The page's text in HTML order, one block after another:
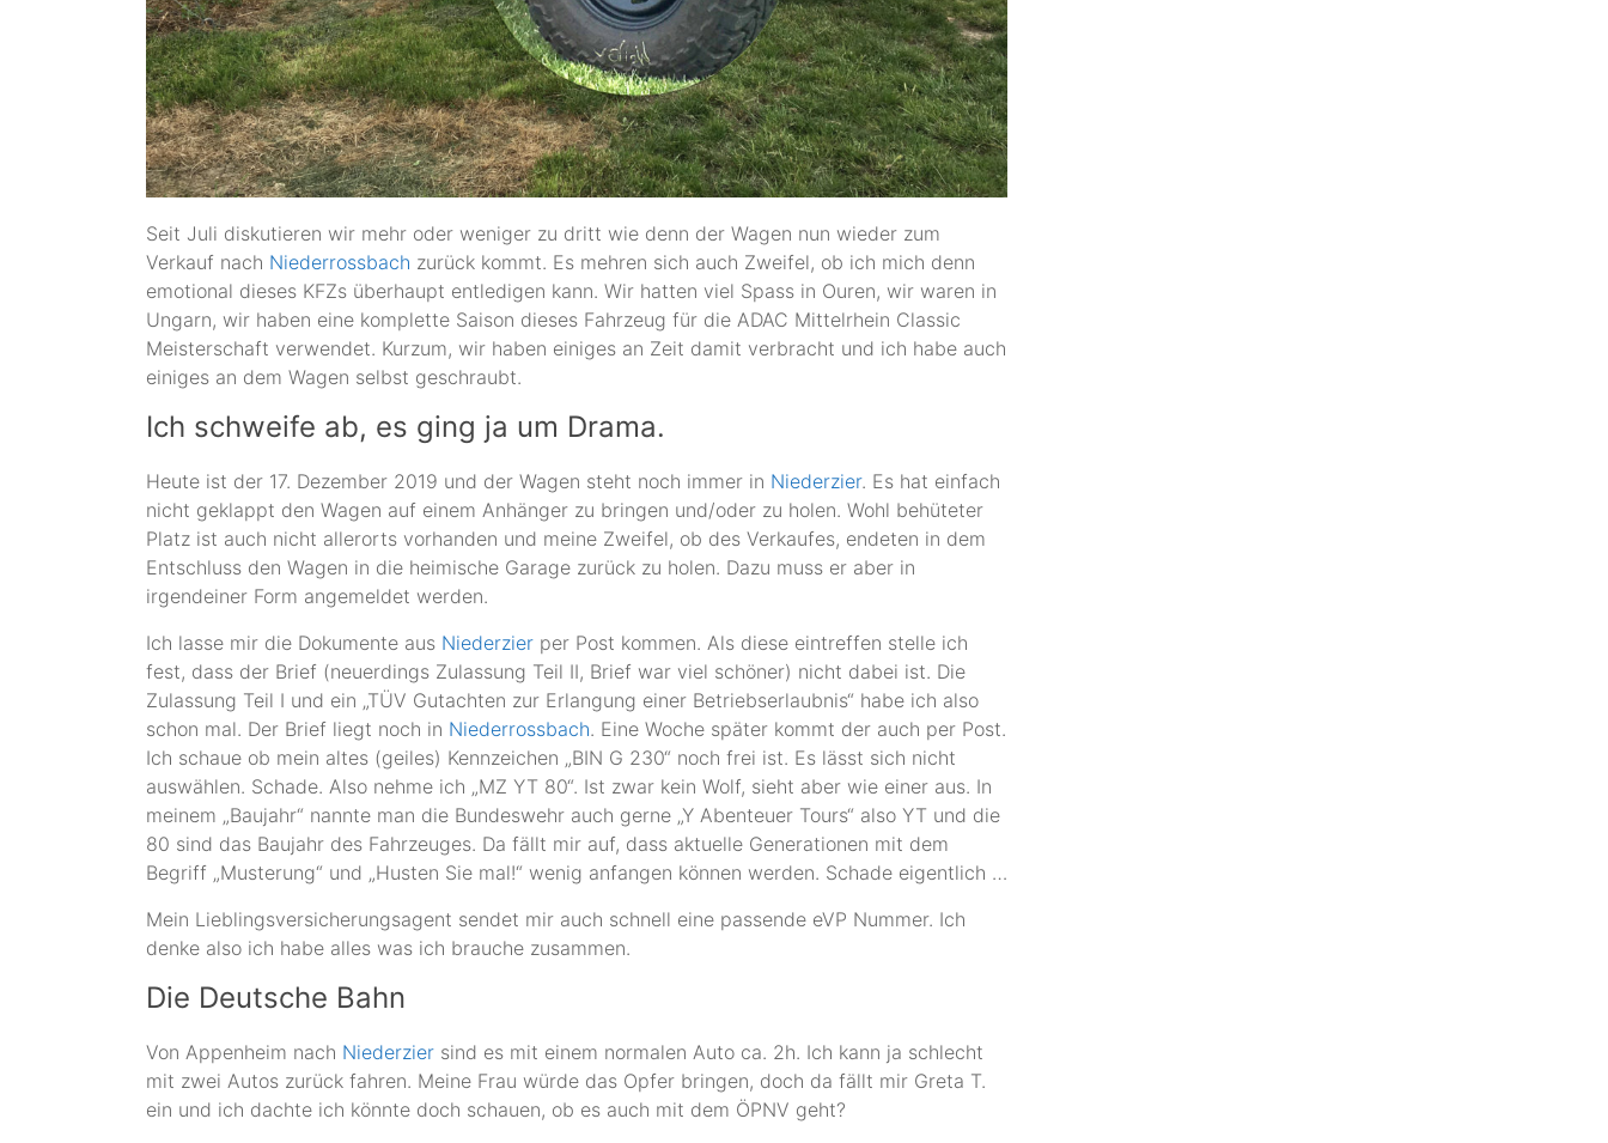
Seit Juli diskutieren wir mehr oder weniger zu dritt wie denn der Wagen nun wieder zum
Verkauf nach Niederrossbach zurück kommt. Es mehren sich auch Zweifel, ob ich mich denn
emotional dieses KFZs überhaupt entledigen kann. Wir hatten viel Spass in Ouren, wir waren in
Ungarn, wir haben eine komplette Saison dieses Fahrzeug für die ADAC Mittelrhein Classic
Meisterschaft verwendet. Kurzum, wir haben einiges an Zeit damit verbracht und ich habe auch
einiges an dem Wagen selbst geschraubt.
Ich schweife ab, es ging ja um Drama.
Heute ist der 17. Dezember 2019 und der Wagen steht noch immer in Niederzier. Es hat einfach
nicht geklappt den Wagen auf einem Anhänger zu bringen und/oder zu holen. Wohl behüteter
Platz ist auch nicht allerorts vorhanden und meine Zweifel, ob des Verkaufes, endeten in dem
Entschluss den Wagen in die heimische Garage zurück zu holen. Dazu muss er aber in
irgendeiner Form angemeldet werden.
Ich lasse mir die Dokumente aus Niederzier per Post kommen. Als diese eintreffen stelle ich
fest, dass der Brief (neuerdings Zulassung Teil II, Brief war viel schöner) nicht dabei ist. Die
Zulassung Teil I und ein „TÜV Gutachten zur Erlangung einer Betriebserlaubnis“ habe ich also
schon mal. Der Brief liegt noch in Niederrossbach. Eine Woche später kommt der auch per Post.
Ich schaue ob mein altes (geiles) Kennzeichen „BIN G 230“ noch frei ist. Es lässt sich nicht
auswählen. Schade. Also nehme ich „MZ YT 80“. Ist zwar kein Wolf, sieht aber wie einer aus. In
meinem „Baujahr“ nannte man die Bundeswehr auch gerne „Y Abenteuer Tours“ also YT und die
80 sind das Baujahr des Fahrzeuges. Da fällt mir auf, dass aktuelle Generationen mit dem
Begriff „Musterung“ und „Husten Sie mal!“ wenig anfangen können werden. Schade eigentlich …
Mein Lieblingsversicherungsagent sendet mir auch schnell eine passende eVP Nummer. Ich
denke also ich habe alles was ich brauche zusammen.
Die Deutsche Bahn
Von Appenheim nach Niederzier sind es mit einem normalen Auto ca. 2h. Ich kann ja schlecht
mit zwei Autos zurück fahren. Meine Frau würde das Opfer bringen, doch da fällt mir Greta T.
ein und ich dachte ich könnte doch schauen, ob es auch mit dem ÖPNV geht?